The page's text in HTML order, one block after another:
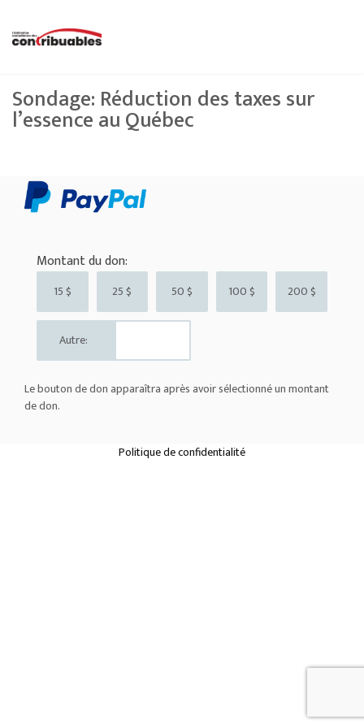
Sondage: Réduction des taxes sur
l’essence au Québec
Montant du don:
15 $ 25 $ 50 $ 100 $ 200 $
Autre:
Le bouton de don apparaîtra après avoir sélectionné un montant
de don.
Politique de confidentialité